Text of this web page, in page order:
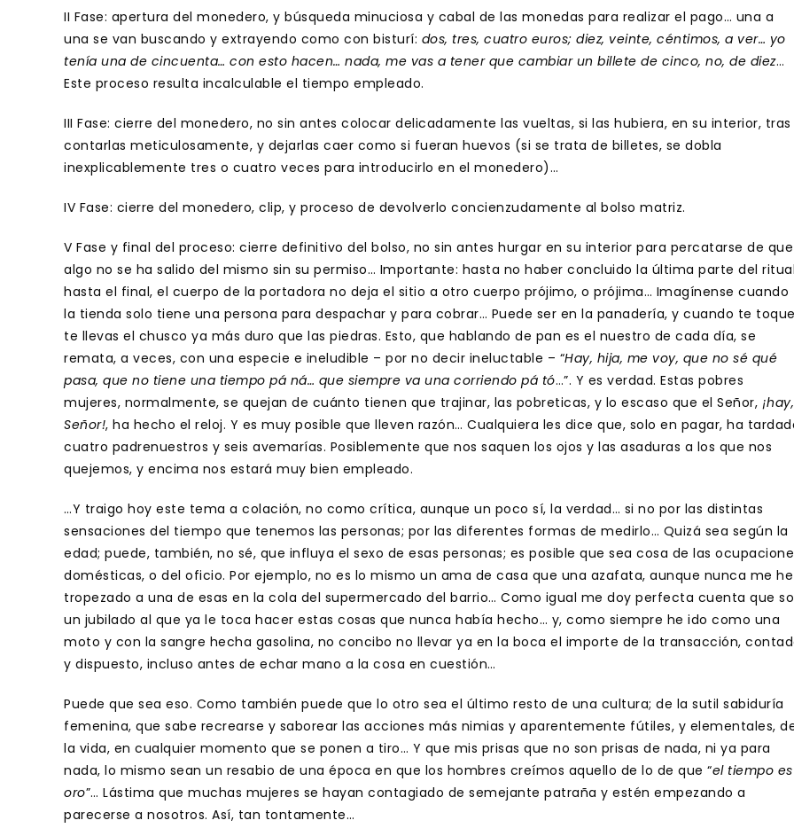
II Fase: apertura del monedero, y búsqueda minuciosa y cabal de las monedas para realizar el pago… una a
una se van buscando y extrayendo como con bisturí: dos, tres, cuatro euros; diez, veinte, céntimos, a ver… yo
tenía una de cincuenta… con esto hacen… nada, me vas a tener que cambiar un billete de cinco, no, de diez…
Este proceso resulta incalculable el tiempo empleado.
III Fase: cierre del monedero, no sin antes colocar delicadamente las vueltas, si las hubiera, en su interior, tras
contarlas meticulosamente, y dejarlas caer como si fueran huevos (si se trata de billetes, se dobla
inexplicablemente tres o cuatro veces para introducirlo en el monedero)…
IV Fase: cierre del monedero, clip, y proceso de devolverlo concienzudamente al bolso matriz.
V Fase y final del proceso: cierre definitivo del bolso, no sin antes hurgar en su interior para percatarse de que
algo no se ha salido del mismo sin su permiso… Importante: hasta no haber concluido la última parte del ritual
hasta el final, el cuerpo de la portadora no deja el sitio a otro cuerpo prójimo, o prójima… Imagínense cuando
la tienda solo tiene una persona para despachar y para cobrar… Puede ser en la panadería, y cuando te
te llevas el chusco ya más duro que las piedras. Esto, que hablando de pan es el nuestro de cada día, se
remata, a veces, con una especie e ineludible – por no decir ineluctable – “Hay, hija, me voy, que no sé qué
pasa, que no tiene una tiempo pá ná… que siempre va una corriendo pá tó…”. Y es verdad. Estas pobres
mujeres, normalmente, se quejan de cuánto tienen que trajinar, las pobreticas, y lo escaso que el Señor, ¡hay,
Señor!, ha hecho el reloj. Y es muy posible que lleven razón… Cualquiera les dice que, solo en pagar, ha
cuatro padrenuestros y seis avemarías. Posiblemente que nos saquen los ojos y las asaduras a los que nos
quejemos, y encima nos estará muy bien empleado.
…Y traigo hoy este tema a colación, no como crítica, aunque un poco sí, la verdad… si no por las distintas
sensaciones del tiempo que tenemos las personas; por las diferentes formas de medirlo… Quizá sea según la
edad; puede, también, no sé, que influya el sexo de esas personas; es posible que sea cosa de las
domésticas, o del oficio. Por ejemplo, no es lo mismo un ama de casa que una azafata, aunque nunca me he
tropezado a una de esas en la cola del supermercado del barrio… Como igual me doy perfecta cuenta que
un jubilado al que ya le toca hacer estas cosas que nunca había hecho… y, como siempre he ido como una
moto y con la sangre hecha gasolina, no concibo no llevar ya en la boca el importe de la transacción,
y dispuesto, incluso antes de echar mano a la cosa en cuestión…
Puede que sea eso. Como también puede que lo otro sea el último resto de una cultura; de la sutil sabiduría
femenina, que sabe recrearse y saborear las acciones más nimias y aparentemente fútiles, y elementales,
la vida, en cualquier momento que se ponen a tiro… Y que mis prisas que no son prisas de nada, ni ya para
nada, lo mismo sean un resabio de una época en que los hombres creímos aquello de lo de que “el tiempo es
oro”… Lástima que muchas mujeres se hayan contagiado de semejante patraña y estén empezando a
parecerse a nosotros. Así, tan tontamente…